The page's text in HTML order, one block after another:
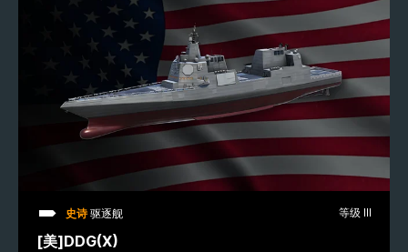
史诗 驱逐舰 等级 III
[美]DDG(X)